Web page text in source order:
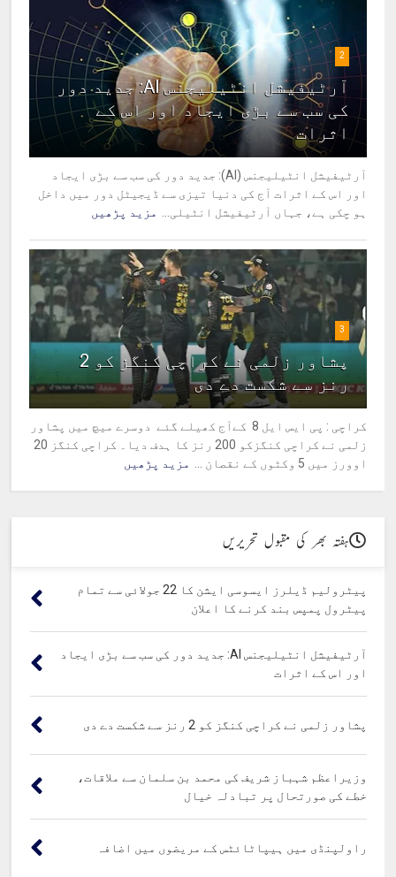
2
آرٹیفیشل انٹیلیجنس AI: جدید دور
کی سب سے بڑی ایجاد اور اس کے
اثرات
آرٹیفیشل انٹیلیجنس (AI): جدید دور کی سب سے بڑی ایجاد
اور اس کے اثرات آج کی دنیا تیزی سے ڈیجیٹل دور میں داخل
ہو چکی ہے، جہاں آرٹیفیشل انٹیلی...
مزید پڑھیں
3
پشاور زلمی نے کراچی کنگز کو 2
رنز سے شکست دے دی
کراچی : پی ایس ایل 8 کےآج کھیلے گئے دوسرے میچ میں پشاور
زلمی نے کراچی کنگزکو 200 رنز کا ہدف دیا۔ کراچی کنگز 20
اوورز میں 5 وکٹوں کے نقصان ...
مزید پڑھیں
ہفتہ بھر کی مقبول تحریریں
پیٹرولیم ڈیلرز ایسوسی ایشن کا 22 جولائی سے تمام
پیٹرول پمپس بند کرنے کا اعلان
آرٹیفیشل انٹیلیجنس AI: جدید دور کی سب سے بڑی ایجاد
اور اس کے اثرات
پشاور زلمی نے کراچی کنگز کو 2 رنز سے شکست دے دی
وزیراعظم شہباز شریف کی محمد بن سلمان سے ملاقات،
خطے کی صورتحال پر تبادلہ خیال
راولپنڈی میں ہیپاٹائٹس کے مریضوں میں اضافہ